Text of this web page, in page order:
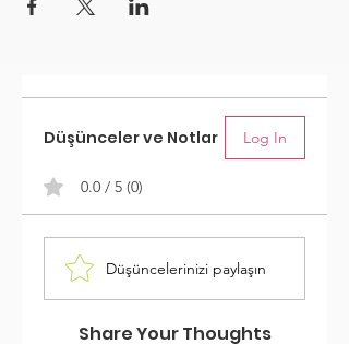
Düşünceler ve Notlar Log In
0.0 / 5 (0)
Düşüncelerinizi paylaşın
Share Your Thoughts